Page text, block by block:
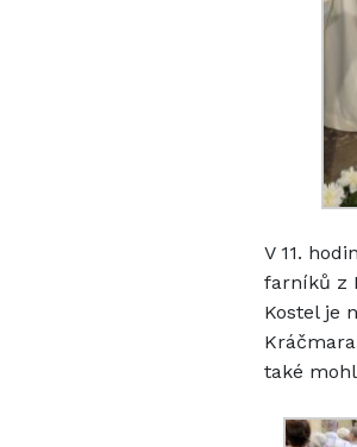
V 11.
farníků z
Kostel je
také